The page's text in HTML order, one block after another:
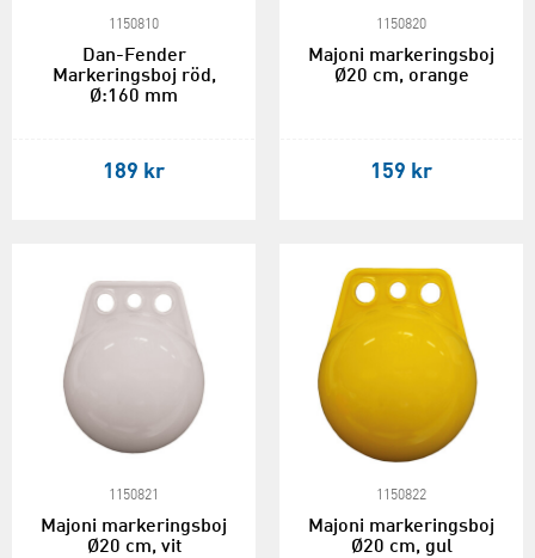
1150810
Dan-Fender
Markeringsboj röd,
Ø:160 mm
189 kr
1150820
Majoni markeringsboj
Ø20 cm, orange
159 kr
1150821
Majoni markeringsboj
Ø20 cm, vit
1150822
Majoni markeringsboj
Ø20 cm, gul